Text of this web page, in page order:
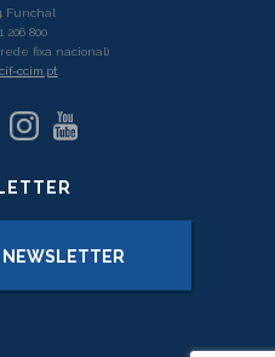
Funchal
206 800
fixa nacional)
ccim.pt
NEWSLETTER